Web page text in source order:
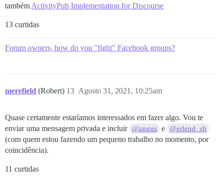
também ActivityPub Implementation for Discourse
13 curtidas
Forum owners, how do you "fight" Facebook groups?
merefield (Robert) Agosto 31, 2021, 10:25am
13
Quase certamente estaríamos interessados em fazer algo. Vou te
enviar uma mensagem privada e incluir @angus e @erlend_sh
(com quem estou fazendo um pequeno trabalho no momento, por
coincidência).
11 curtidas